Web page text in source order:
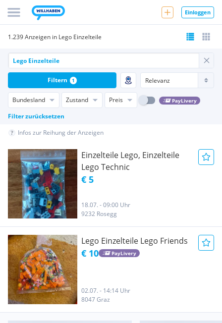
Einloggen
1.239 Anzeigen in Lego Einzelteile
Bundesland Zustand Preis PayLivery
Filter zurücksetzen
Filtern 1
Infos zur Reihung der Anzeigen
Einzelteile Lego, Einzelteile
Lego Technic
€ 5
18.07. - 09:00 Uhr
9232 Rosegg
Lego Einzelteile Lego Friends
€ 10 PayLivery
02.07. - 14:14 Uhr
8047 Graz